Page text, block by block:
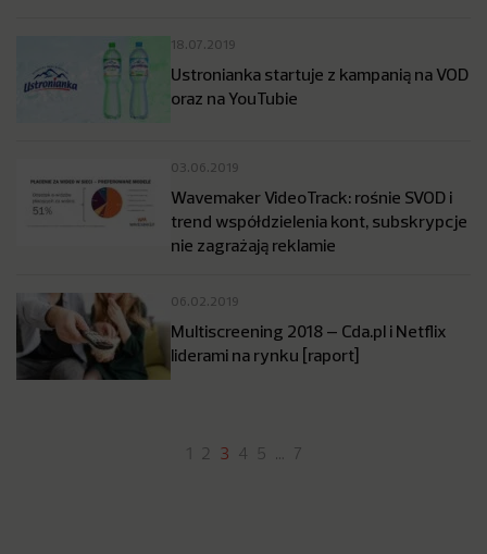
18.07.2019
Ustronianka startuje z kampanią na VOD
oraz na YouTubie
03.06.2019
Wavemaker VideoTrack: rośnie SVOD i
trend współdzielenia kont, subskrypcje
nie zagrażają reklamie
06.02.2019
Multiscreening 2018 – Cda.pl i Netflix
liderami na rynku [raport]
2 3 4 5 … 7